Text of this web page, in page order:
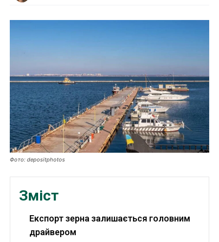
Публікації
ФОП
Курс валют
Фото: depositphotos
Зміст
Експорт зерна залишається головним
драйвером